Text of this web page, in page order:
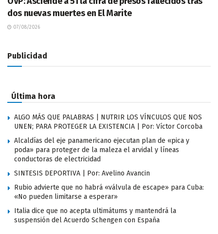
dos nuevas muertes en El Marite
07/08/2026
Publicidad
Última hora
ALGO MÁS QUE PALABRAS | NUTRIR LOS VÍNCULOS QUE NOS
UNEN; PARA PROTEGER LA EXISTENCIA | Por: Víctor Corcoba
Alcaldías del eje panamericano ejecutan plan de «pica y
poda» para proteger de la maleza el arvidal y líneas
conductoras de electricidad
SINTESIS DEPORTIVA | Por: Avelino Avancin
Rubio advierte que no habrá «válvula de escape» para Cuba:
«No pueden limitarse a esperar»
Italia dice que no acepta ultimátums y mantendrá la
suspensión del Acuerdo Schengen con España